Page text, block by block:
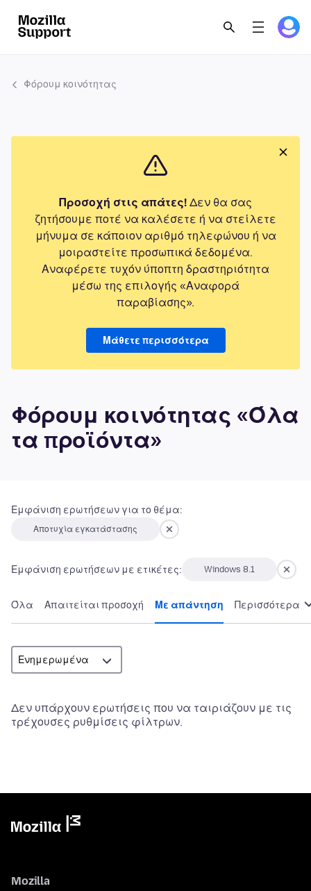
Φόρουμ κοινότητας
Προσοχή στις απάτες! Δεν θα σας
ζητήσουμε ποτέ να καλέσετε ή να στείλετε
μήνυμα σε κάποιον αριθμό τηλεφώνου ή να
μοιραστείτε προσωπικά δεδομένα.
Αναφέρετε τυχόν ύποπτη δραστηριότητα
μέσω της επιλογής «Αναφορά
παραβίασης».
Μάθετε περισσότερα
Φόρουμ κοινότητας «Όλα
τα προϊόντα»
Εμφάνιση ερωτήσεων για το θέμα:
Αποτυχία εγκατάστασης
Εμφάνιση ερωτήσεων με ετικέτες: Windows 8.1
Όλα Απαιτείται προσοχή Με απάντηση Περισσότερα
Δεν υπάρχουν ερωτήσεις που να ταιριάζουν με τις
τρέχουσες ρυθμίσεις φίλτρων.
Mozilla